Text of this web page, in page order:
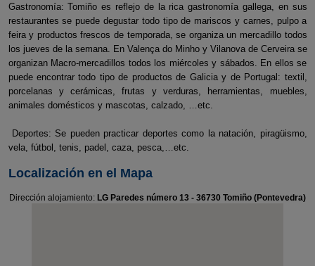
Gastronomía: Tomiño es reflejo de la rica gastronomía gallega, en sus
restaurantes se puede degustar todo tipo de mariscos y carnes, pulpo a
feira y productos frescos de temporada, se organiza un mercadillo todos
los jueves de la semana. En Valença do Minho y Vilanova de Cerveira se
organizan Macro-mercadillos todos los miércoles y sábados. En ellos se
puede encontrar todo tipo de productos de Galicia y de Portugal: textil,
porcelanas y cerámicas, frutas y verduras, herramientas, muebles,
animales domésticos y mascotas, calzado, …etc.
Deportes: Se pueden practicar deportes como la natación, piragüismo,
vela, fútbol, tenis, padel, caza, pesca,…etc.
Localización en el Mapa
Dirección alojamiento: LG Paredes número 13 - 36730 Tomiño (Pontevedra)